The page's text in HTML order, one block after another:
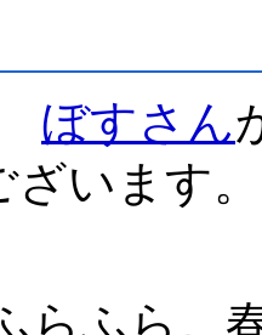
ぼすさん
ざいます
らふら。